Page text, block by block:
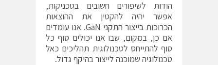
הודות לשיפורים חשובים בטכניקות,
אפשר יהיה להקטין את ההוצאות
הכרוכות בייצור התקני GaN. אנו עומדים
אם כן, במקום, שבו אנו יכולים סוף כל
סוף להתייחס לטכנולוגית תהליכים כאל
טכנולוגיה שמוכנה לייצור בהיקף גדול.